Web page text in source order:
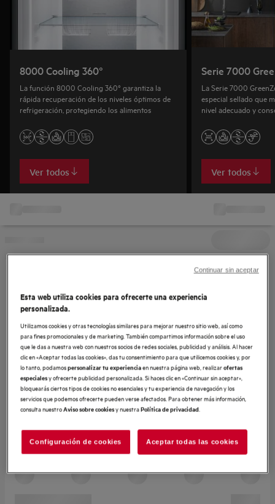
8000 Cooling 360°
La función 8000 Cooling 360° garantiza la
rápida recuperación de los niveles óptimos de
refrigeración, protegiendo los alimentos
Ver todos
Serie 7000
La Serie 7000
especial sellado que
nivel adecuado y
Ver todos
Esta web utiliza cookies para ofrecerte una experiencia
personalizada.
Utilizamos cookies y otras tecnologías similares para mejorar nuestro sitio web, así como
para fines promocionales y de marketing. También compartimos información sobre el uso
que le das a nuestra web con nuestros socios de redes sociales, publicidad y análisis. Al hacer
clic en «Aceptar todas las cookies», das tu consentimiento para que utilicemos cookies y, por
lo tanto, podamospersonalizar tu experienciaen nuestra página web, realizarofertas
especialesy ofrecerte publicidad personalizada. Si haces clic en «Continuar sin aceptar»,
bloquearás ciertos tipos de cookies no esenciales y tu experiencia de navegación y los
servicios que podemos ofrecerte pueden verse afectados. Para obtener más información,
consulta nuestroAviso sobre cookiesy nuestraPolítica de privacidad.
Configuración de cookies Aceptar todas las cookies
Continuar sin aceptar